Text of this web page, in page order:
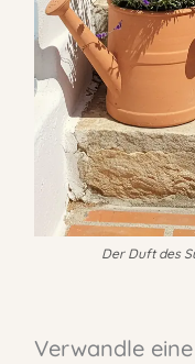
Der Duft des
Verwandle